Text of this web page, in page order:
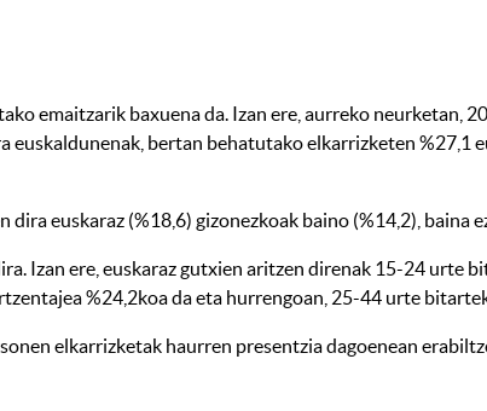
emaitzarik baxuena da. Izan ere, aurreko neurketan,
bertan behatutako elkarrizketen %27,1
euskaraz (%18,6) gizonezkoak baino (%14,2), baina
Izan ere, euskaraz gutxien aritzen direnak 15-24 urte
%24,2koa da eta hurrengoan, 25-44 urte
elkarrizketak haurren presentzia dagoenean